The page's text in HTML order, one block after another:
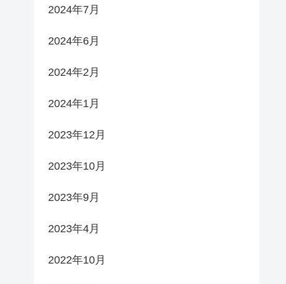
2024年7月
2024年6月
2024年2月
2024年1月
2023年12月
2023年10月
2023年9月
2023年4月
2022年10月